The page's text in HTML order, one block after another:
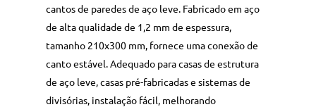
cantos de paredes de aço leve. Fabricado em aço
de alta qualidade de 1,2 mm de espessura,
tamanho 210x300 mm, fornece uma conexão de
canto estável. Adequado para casas de estrutura
de aço leve, casas pré-fabricadas e sistemas de
divisórias, instalação fácil, melhorando